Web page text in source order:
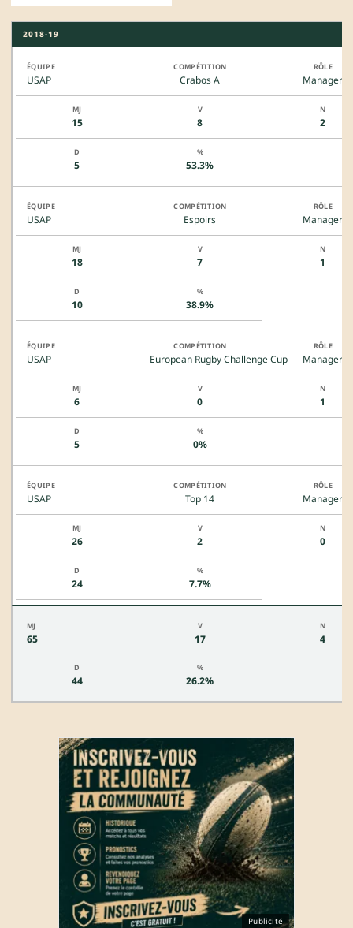
2018-19
USAP Crabos A Manager
15 8 2
5 53.3%
USAP Espoirs Manager
18 7 1
10 38.9%
USAP European Rugby Challenge Cup Manager
6 0 1
5 0%
USAP Top 14 Manager
26 2 0
24 7.7%
65 17 4
44 26.2%
Publicité